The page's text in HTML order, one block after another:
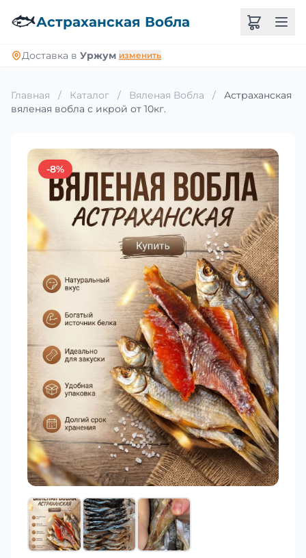
🐟Астраханская Вобла
Доставка в Уржум изменить
Главная / Каталог / Вяленая Вобла /
Астраханская
вяленая вобла с икрой от 10кг.
-8%